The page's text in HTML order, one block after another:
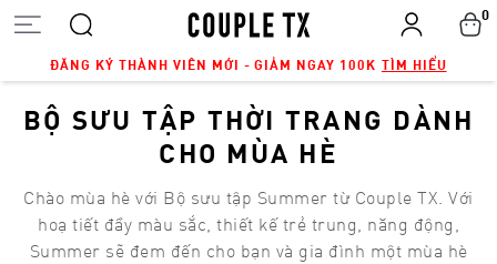
ĐĂNG KÝ THÀNH VIÊN MỚI - GIẢM NGAY 100K TÌM HIỂU
0
BỘ SƯU TẬP THỜI TRANG DÀNH
CHO MÙA HÈ
Chào mùa hè với Bộ sưu tập Summer từ Couple TX. Với
hoạ tiết đầy màu sắc, thiết kế trẻ trung, năng động,
Summer sẽ đem đến cho bạn và gia đình một mùa hè